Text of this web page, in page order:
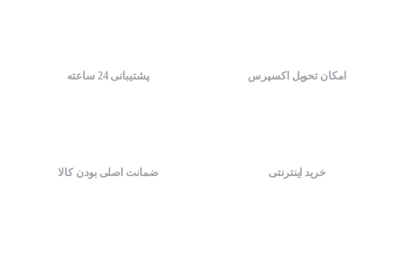
امکان تحویل اکسپرس پشتیبانی 24 ساعته
خرید اینترنتی ضمانت اصلی بودن کالا